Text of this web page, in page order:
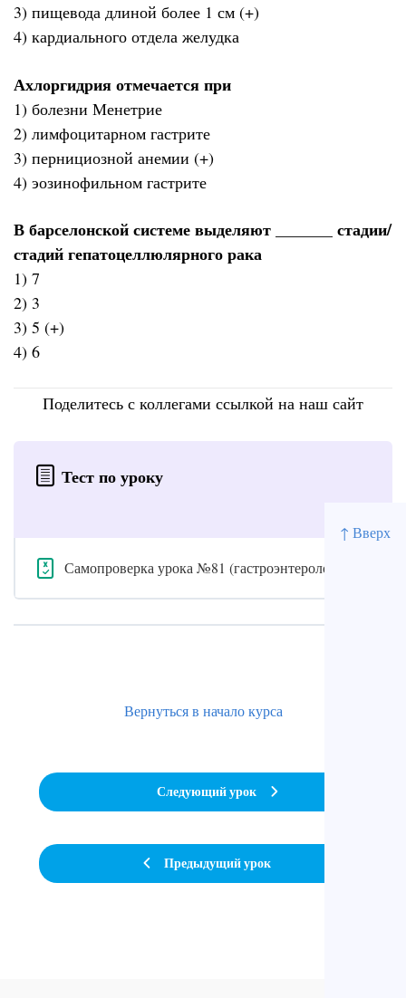
↑ Вверх
3) пищевода длиной более 1 см (+)
4) кардиального отдела желудка
Ахлоргидрия отмечается при
1) болезни Менетрие
2) лимфоцитарном гастрите
3) пернициозной анемии (+)
4) эозинофильном гастрите
В барселонской системе выделяют _______ стадии/
стадий гепатоцеллюлярного рака
1) 7
2) 3
3) 5 (+)
4) 6
Поделитесь с коллегами ссылкой на наш сайт
Тест по уроку
Самопроверка урока №81 (гастроэнтерология)
Предыдущий урок
Вернуться в начало курса
Следующий урок